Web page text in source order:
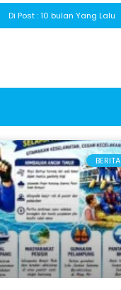
Di Post : 10 bulan Yang Lalu
BERITA